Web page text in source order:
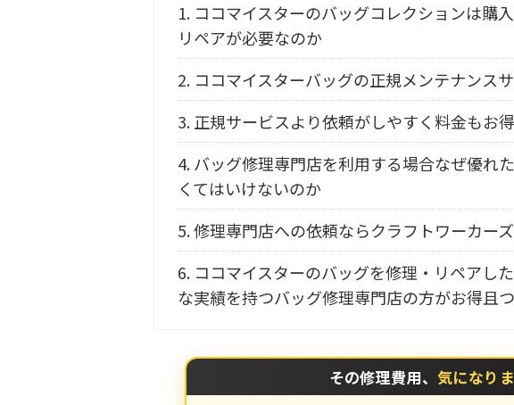
1. ココマイスターのバッグコレクションは購
リペアが必要なのか
2. ココマイスターバッグの正規メンテナンス
3.正規サービスより依頼がしやすく料金もお
4.バッグ修理専門店を利用する場合なぜ優れ
くてはいけないのか
5.修理専門店への依頼ならクラフトワーカー
6. ココマイスターのバッグを修理・リペアし
な実績を持つバッグ修理専門店の方がお得且
その修理費用、気になり